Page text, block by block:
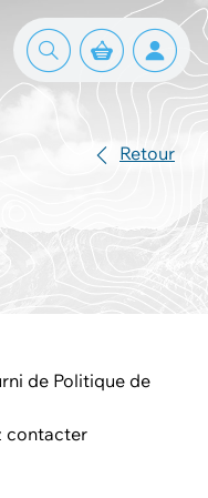
Retour
de Politique de
contacter